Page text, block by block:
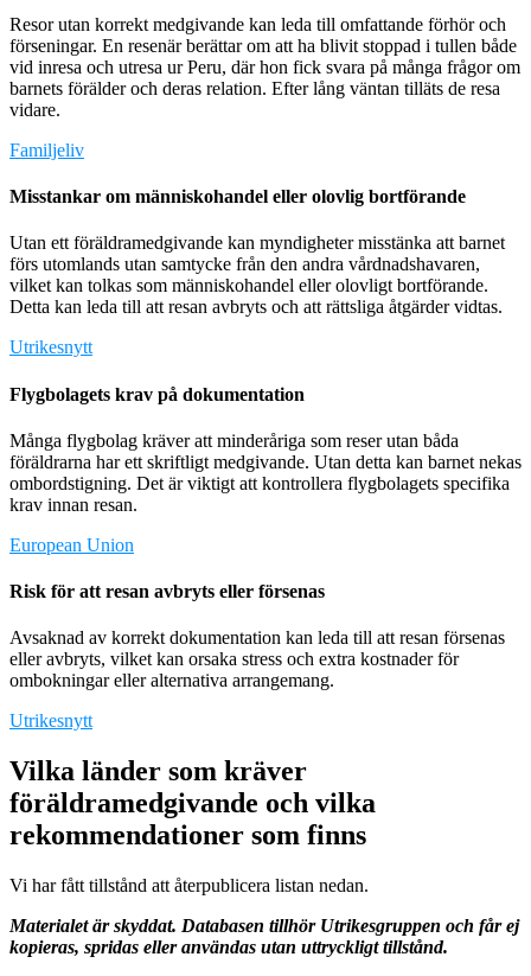
Resor utan korrekt medgivande kan leda till omfattande förhör och
förseningar. En resenär berättar om att ha blivit stoppad i tullen både
vid inresa och utresa ur Peru, där hon fick svara på många frågor om
barnets förälder och deras relation. Efter lång väntan tilläts de resa
vidare.
Familjeliv
Misstankar om människohandel eller olovlig bortförande
Utan ett föräldramedgivande kan myndigheter misstänka att barnet
förs utomlands utan samtycke från den andra vårdnadshavaren,
vilket kan tolkas som människohandel eller olovligt bortförande.
Detta kan leda till att resan avbryts och att rättsliga åtgärder vidtas.
Utrikesnytt
Flygbolagets krav på dokumentation
Många flygbolag kräver att minderåriga som reser utan båda
föräldrarna har ett skriftligt medgivande. Utan detta kan barnet nekas
ombordstigning. Det är viktigt att kontrollera flygbolagets specifika
krav innan resan.
European Union
Risk för att resan avbryts eller försenas
Avsaknad av korrekt dokumentation kan leda till att resan försenas
eller avbryts, vilket kan orsaka stress och extra kostnader för
ombokningar eller alternativa arrangemang.
Utrikesnytt
Vilka länder som kräver
föräldramedgivande och vilka
rekommendationer som finns
Vi har fått tillstånd att återpublicera listan nedan.
Materialet är skyddat. Databasen tillhör Utrikesgruppen och får ej
kopieras, spridas eller användas utan uttryckligt tillstånd.